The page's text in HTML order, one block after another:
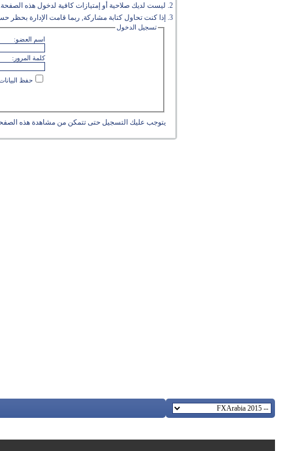
ليست لديك صلاحية أو إمتيازات كافية لدخول هذه
إذا كنت تحاول كتابة مشاركة, ربما قامت الإدارة بحظر
تسجيل الدخول
اسم العضو:
كلمة المرور:
حفظ
يتوجب عليكالتسجيل حتى تتمكن من مشاهدة هذه